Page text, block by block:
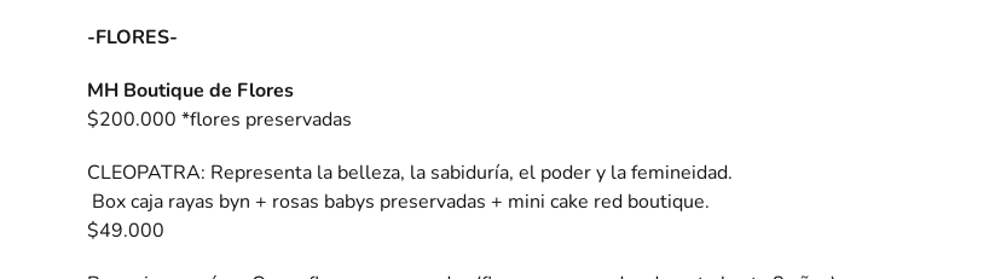
-FLORES-
MH Boutique de Flores
$200.000 *flores preservadas
CLEOPATRA: Representa la belleza, la sabiduría, el poder y la femineidad.
Box caja rayas byn + rosas babys preservadas + mini cake red boutique.
$49.000